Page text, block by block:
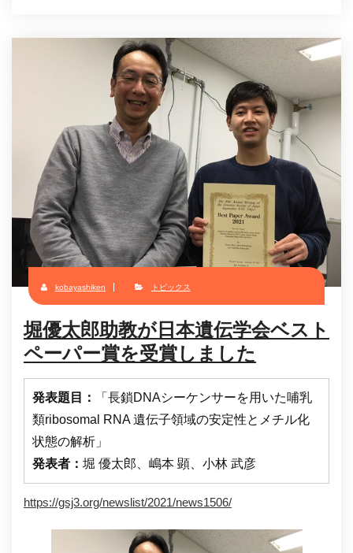
kobayashiken トピックス
堀優太郎助教が日本遺伝学会ベスト
ペーパー賞を受賞しました
発表題目：
「長鎖DNAシーケンサーを用いた哺乳
類ribosomal RNA 遺伝子領域の安定性とメチル化
状態の解析」
発表者： 堀 優太郎、嶋本 顕、小林 武彦
https://gsj3.org/newslist/2021/news1506/